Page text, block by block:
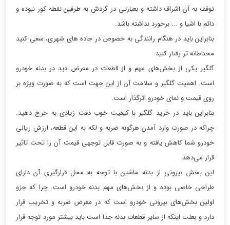
توقف به آن اشراف داشته و بعبارتی در گردش به طرفین نقطه کور نبوده و
دائم با اشیا و ... برخورد نداشته باشد.
بنابراین باید در هنگام رانندگی به خصوص در جاده های شهری، سعی کنید
محتاطانه تر رفتار کنید.
گلگیر یکی از بخش‌های مهم و از قطعات در معرض دید در بدنه خودرو
است. اهمیت گلگیر و سلامت آن از این جهت است که به صورت ویژه بر
روی قیمت و نمای خودرو اثرگذار است.
بنابراین باید در خرید گلگیر با کیفیت خوب دقت زیادی به خرج دهید.
چراکه در صورت وارد آمدن هرگونه ضربه و لکه به این قطعه، ارزش ریالی
خودرو شما کاهش یافته و به صورت قابل توجهی قیمت آن را تحت تاثیر
قرار می‌دهد.
این بخش بیرونی از بدنه ماشین با توجه به محل قرارگیری آن دارای
طراحی خاصی بوده و از بخش‌های مهم بدنه خودرو است. چرا که جزو
اولین بخش‌های بیرونی خودرو است که در معرض ضربه و تخریب قرار
دارد و بعلت اینکه از سایر قطعات بدنه جدا است باید بیشتر مورد توجه قرار